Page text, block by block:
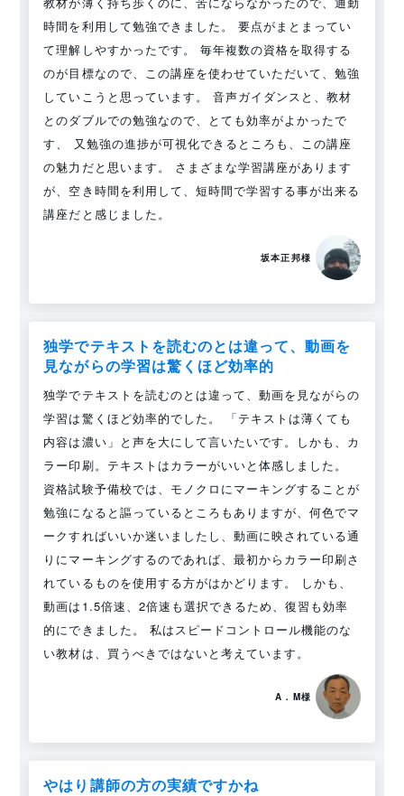
時間を利用して勉強できました。 要点がまとまってい
て理解しやすかったです。 毎年複数の資格を取得する
のが目標なので、この講座を使わせていただいて、勉強
していこうと思っています。 音声ガイダンスと、教材
とのダブルでの勉強なので、とても効率がよかったで
す、 又勉強の進捗が可視化できるところも、この講座
の魅力だと思います。 さまざまな学習講座があります
が、空き時間を利用して、短時間で学習する事が出来る
講座だと感じました。
坂本正邦様
独学でテキストを読むのとは違って、動画を
見ながらの学習は驚くほど効率的
独学でテキストを読むのとは違って、動画を見ながらの
学習は驚くほど効率的でした。 「テキストは薄くても
内容は濃い」と声を大にして言いたいです。しかも、カ
ラー印刷。テキストはカラーがいいと体感しました。
資格試験予備校では、モノクロにマーキングすることが
勉強になると謳っているところもありますが、何色でマ
ークすればいいか迷いましたし、動画に映されている通
りにマーキングするのであれば、最初からカラー印刷さ
れているものを使用する方がはかどります。 しかも、
動画は1.5倍速、2倍速も選択できるため、復習も効率
的にできました。 私はスピードコントロール機能のな
い教材は、買うべきではないと考えています。
A．M様
やはり講師の方の実績ですかね